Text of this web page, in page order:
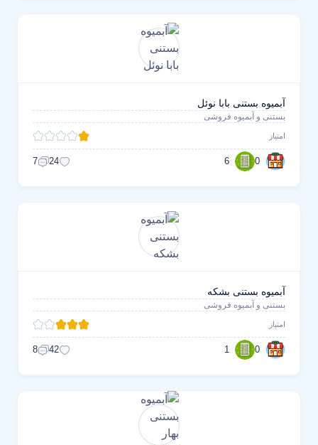
آبمیوه بستنی بابا نوئل
بستنی و آبمیوه فروشی
امتیاز
0
6
24
7
آبمیوه بستنی بشکه
بستنی و آبمیوه فروشی
امتیاز
0
1
42
8